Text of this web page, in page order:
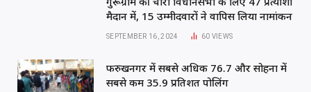
मैदान में, 15 उम्मीदवारों ने वापिस लिया नामांकन
SEPTEMBER 16, 2024 60 VIEWS
फरुखनगर में सबसे अधिक 76.7 और सोहना में
सबसे कम 35.9 प्रतिशत पोलिंग